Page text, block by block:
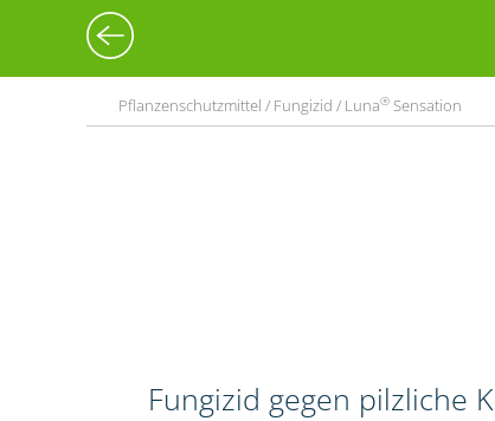
Pflanzenschutzmittel / Fungizid / Luna® Sensation
Fungizid gegen pilzliche